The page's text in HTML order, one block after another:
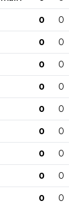
0 0
0 0
0 0
0 0
0 0
0 0
0 0
0 0
0 0